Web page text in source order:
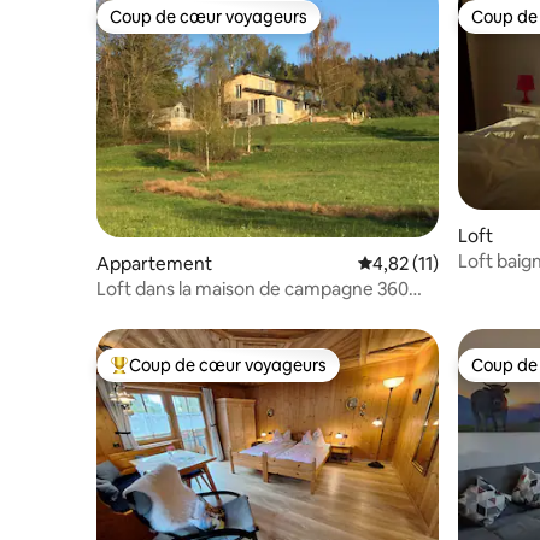
Coup de cœur voyageurs
Coup de cœur voyageurs
Appartement Évaluation moyenne
4,82 (11)
Loft dans la maison de campagne 360
Coup
Coup
Loft
Loft
Coups de cœur voyageurs les plus appréciés
Coup de cœur voyageurs Coup
Coup